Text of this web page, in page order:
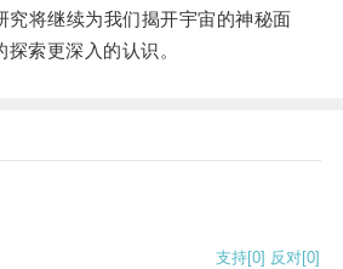
将继续为我们揭开宇宙的神秘面
索更深入的认识。
支持[0] 反对[0]